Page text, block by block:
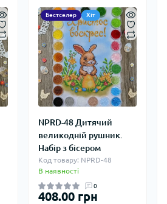
Бестселер Хіт
NPRD-48 Дитячий
великодній рушник.
Набір з бісером
Код товару: NPRD-48
В наявності
0
408.00 грн